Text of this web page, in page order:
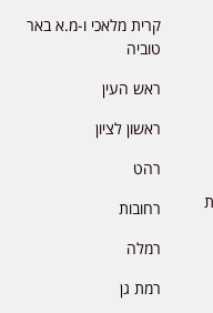
קרית מלאכי ו-מ.א באר
טוביה
ראש העין
ראשון לציון
רהט
רחובות
רמלה
רמת גן